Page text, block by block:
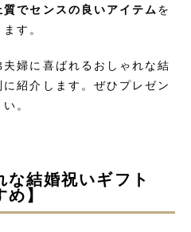
質でセンスの良いアイテムを
す。
婦に喜ばれるおしゃれな結
紹介します。ぜひプレゼン
。
な結婚祝いギフト
】